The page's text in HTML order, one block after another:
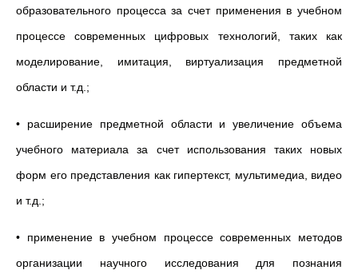
образовательного процесса за счет применения в учебном
процессе современных цифровых технологий, таких как
моделирование, имитация, виртуализация предметной
области и т.д.;
• расширение предметной области и увеличение объема
учебного материала за счет использования таких новых
форм его представления как гипертекст, мультимедиа, видео
и т.д.;
• применение в учебном процессе современных методов
организации научного исследования для познания